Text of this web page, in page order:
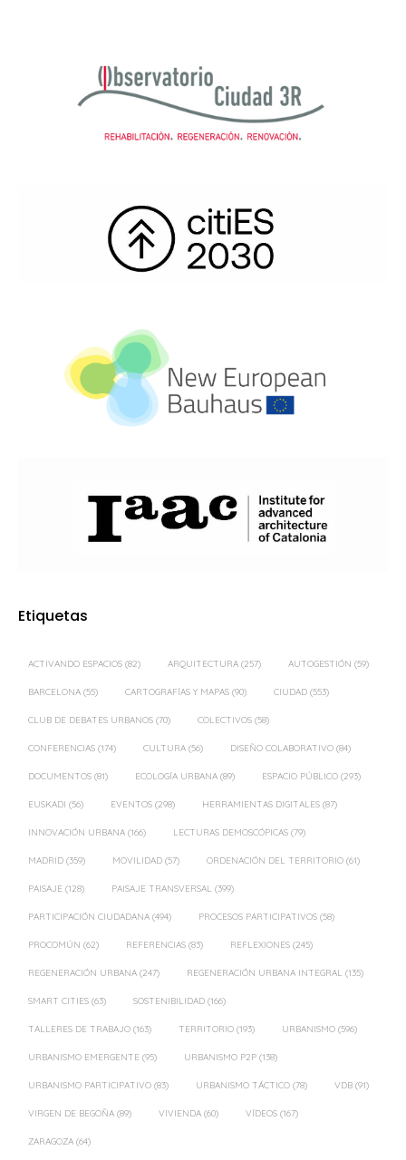
Etiquetas
ACTIVANDO ESPACIOS (82) ARQUITECTURA (257) AUTOGESTIÓN (59)
BARCELONA (55) CARTOGRAFÍAS Y MAPAS (90) CIUDAD (553)
CLUB DE DEBATES URBANOS (70) COLECTIVOS (58)
CONFERENCIAS (174) CULTURA (56) DISEÑO COLABORATIVO (84)
DOCUMENTOS (81) ECOLOGÍA URBANA (89) ESPACIO PÚBLICO (293)
EUSKADI (56) EVENTOS (298) HERRAMIENTAS DIGITALES (87)
INNOVACIÓN URBANA (166) LECTURAS DEMOSCÓPICAS (79)
MADRID (359) MOVILIDAD (57) ORDENACIÓN DEL TERRITORIO (61)
PAISAJE (128) PAISAJE TRANSVERSAL (399)
PARTICIPACIÓN CIUDADANA (494) PROCESOS PARTICIPATIVOS (58)
PROCOMÚN (62) REFERENCIAS (83) REFLEXIONES (245)
REGENERACIÓN URBANA (247) REGENERACIÓN URBANA INTEGRAL (135)
SMART CITIES (63) SOSTENIBILIDAD (166)
TALLERES DE TRABAJO (163) TERRITORIO (193) URBANISMO (596)
URBANISMO EMERGENTE (95) URBANISMO P2P (138)
URBANISMO PARTICIPATIVO (83) URBANISMO TÁCTICO (78) VDB (91)
VIRGEN DE BEGOÑA (89) VIVIENDA (60) VÍDEOS (167)
ZARAGOZA (64)